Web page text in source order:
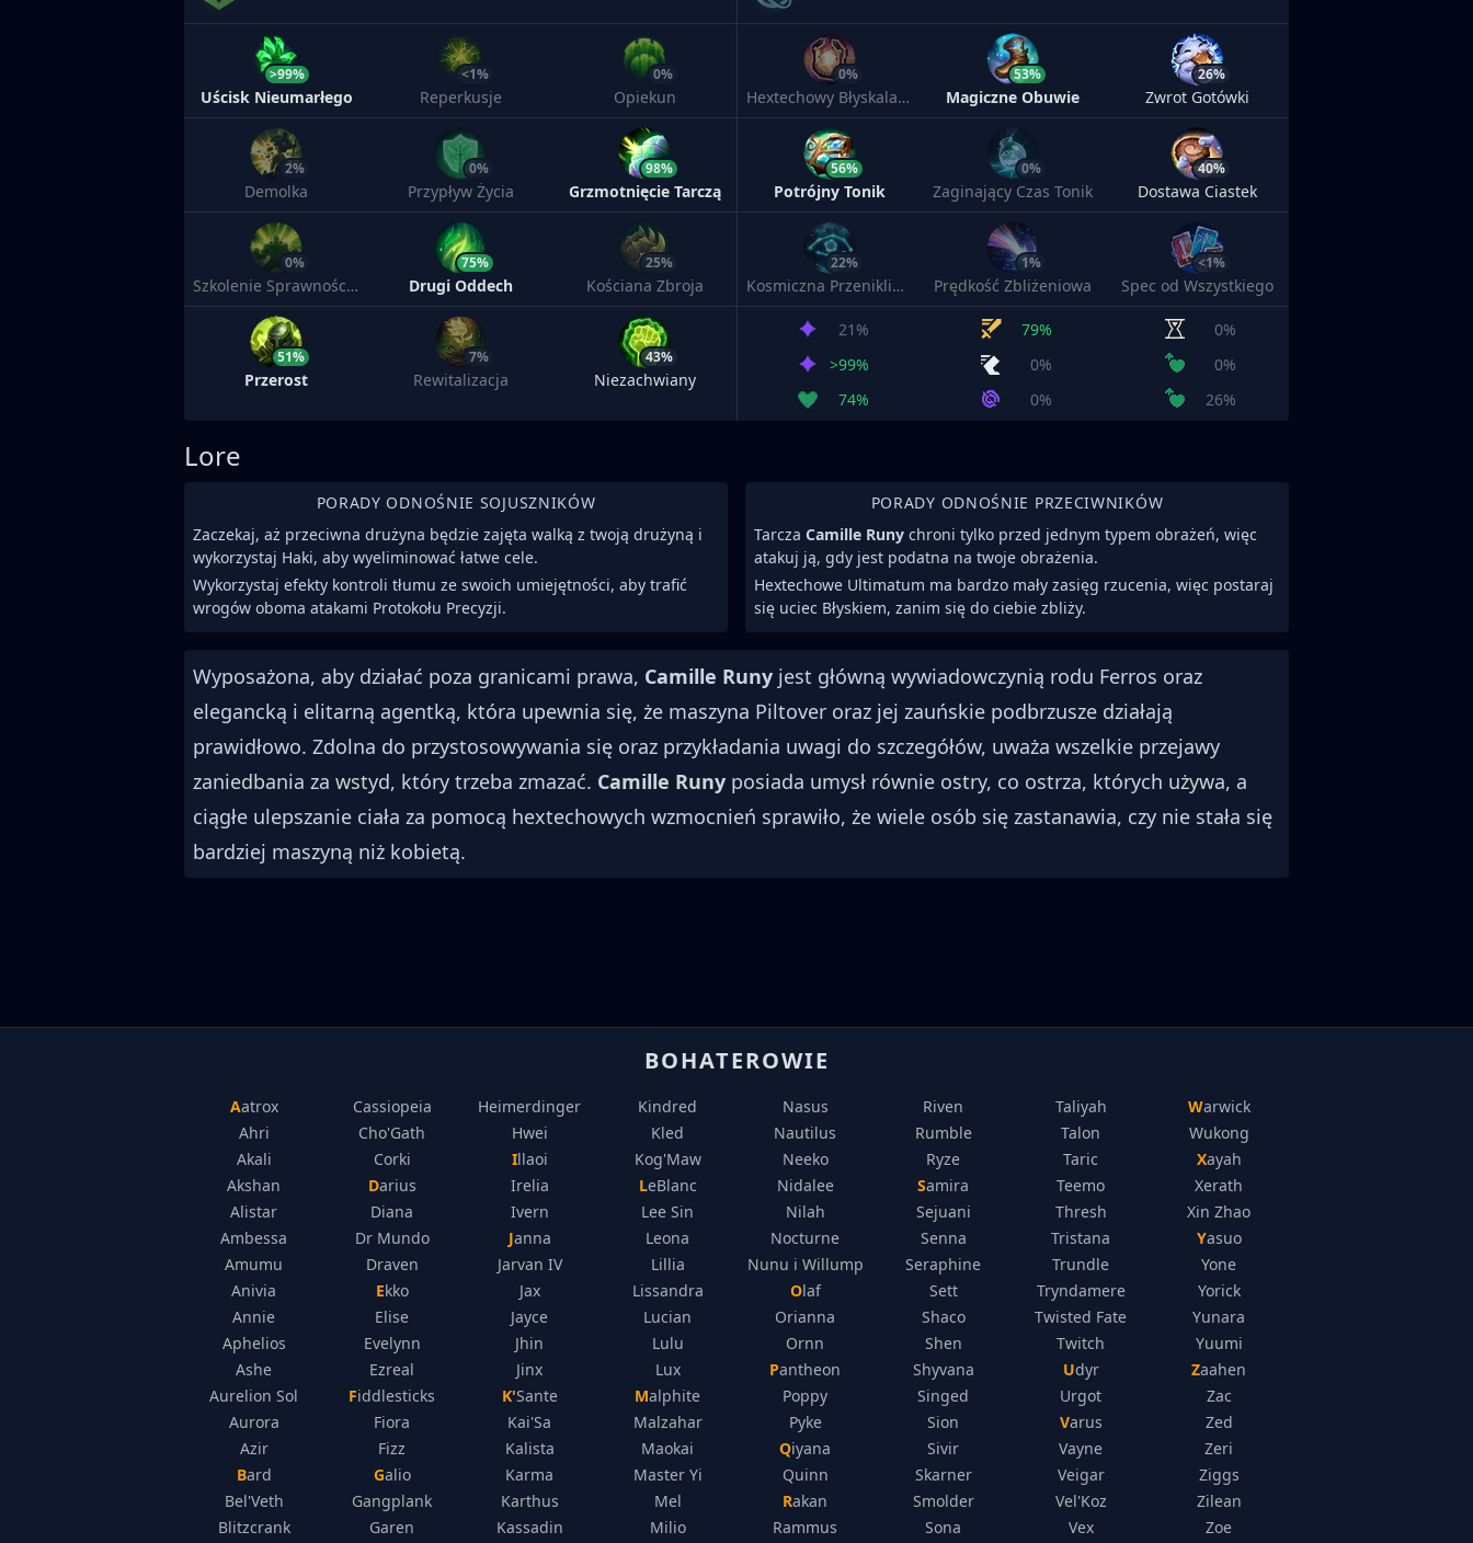
>99%
Uścisk Nieumarłego
<1%
Reperkusje
0%
Opiekun
2%
Demolka
0%
Przypływ Życia
98%
Grzmotnięcie Tarczą
0%
Szkolenie Sprawnościowe
75%
Drugi Oddech
25%
Kościana Zbroja
51%
Przerost
7%
Rewitalizacja
43%
Niezachwiany
0%
Hextechowy Błyskalazek
53%
Magiczne Obuwie
26%
Zwrot Gotówki
56%
Potrójny Tonik
0%
Zaginający Czas Tonik
40%
Dostawa Ciastek
22%
Kosmiczna Przenikliwość
1%
Prędkość Zbliżeniowa
<1%
Spec od Wszystkiego
21% 79%
0%
>99%
0%
0%
74%
0% 26%
Lore
PORADY ODNOŚNIE SOJUSZNIKÓW
Zaczekaj, aż przeciwna drużyna będzie zajęta walką z twoją drużyną i
wykorzystaj Haki, aby wyeliminować łatwe cele.
Wykorzystaj efekty kontroli tłumu ze swoich umiejętności, aby trafić
wrogów oboma atakami Protokołu Precyzji.
PORADY ODNOŚNIE PRZECIWNIKÓW
Tarcza Camille Runy chroni tylko przed jednym typem obrażeń, więc
atakuj ją, gdy jest podatna na twoje obrażenia.
Hextechowe Ultimatum ma bardzo mały zasięg rzucenia, więc postaraj
się uciec Błyskiem, zanim się do ciebie zbliży.
Wyposażona, aby działać poza granicami prawa, Camille Runy jest główną wywiadowczynią rodu Ferros oraz
elegancką i elitarną agentką, która upewnia się, że maszyna Piltover oraz jej zauńskie podbrzusze działają
prawidłowo. Zdolna do przystosowywania się oraz przykładania uwagi do szczegółów, uważa wszelkie przejawy
zaniedbania za wstyd, który trzeba zmazać. Camille Runy posiada umysł równie ostry, co ostrza, których używa, a
ciągłe ulepszanie ciała za pomocą hextechowych wzmocnień sprawiło, że wiele osób się zastanawia, czy nie stała się
bardziej maszyną niż kobietą.
BOHATEROWIE
Aatrox
Ahri
Akali
Akshan
Alistar
Ambessa
Amumu
Anivia
Annie
Aphelios
Ashe
Aurelion Sol
Aurora
Azir
Bard
Bel'Veth
Blitzcrank
Cassiopeia
Cho'Gath
Corki
Darius
Diana
Dr Mundo
Draven
Ekko
Elise
Evelynn
Ezreal
Fiddlesticks
Fiora
Fizz
Galio
Gangplank
Garen
Heimerdinger
Hwei
Illaoi
Irelia
Ivern
Janna
Jarvan IV
Jax
Jayce
Jhin
Jinx
K'Sante
Kai'Sa
Kalista
Karma
Karthus
Kassadin
Kindred
Kled
Kog'Maw
LeBlanc
Lee Sin
Leona
Lillia
Lissandra
Lucian
Lulu
Lux
Malphite
Malzahar
Maokai
Master Yi
Mel
Milio
Nasus
Nautilus
Neeko
Nidalee
Nilah
Nocturne
Nunu i Willump
Olaf
Orianna
Ornn
Pantheon
Poppy
Pyke
Qiyana
Quinn
Rakan
Rammus
Riven
Rumble
Ryze
Samira
Sejuani
Senna
Seraphine
Sett
Shaco
Shen
Shyvana
Singed
Sion
Sivir
Skarner
Smolder
Sona
Taliyah
Talon
Taric
Teemo
Thresh
Tristana
Trundle
Tryndamere
Twisted Fate
Twitch
Udyr
Urgot
Varus
Vayne
Veigar
Vel'Koz
Vex
Warwick
Wukong
Xayah
Xerath
Xin Zhao
Yasuo
Yone
Yorick
Yunara
Yuumi
Zaahen
Zac
Zed
Zeri
Ziggs
Zilean
Zoe